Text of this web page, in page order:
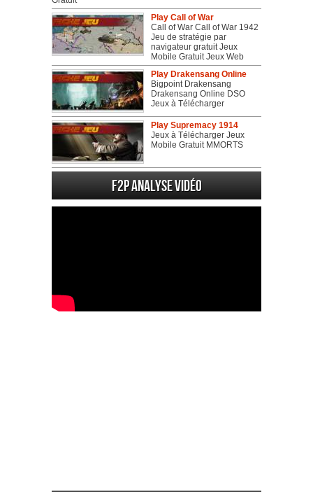
Play Call of War
Call of War Call of War 1942
Jeu de stratégie par
navigateur gratuit Jeux
Mobile Gratuit Jeux Web
Play Drakensang Online
Bigpoint Drakensang
Drakensang Online DSO
Jeux à Télécharger
Play Supremacy 1914
Jeux à Télécharger Jeux
Mobile Gratuit MMORTS
F2P Analyse vidéo